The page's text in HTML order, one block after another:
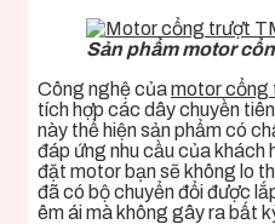
Sản phẩm motor
Công nghệ củamotor cổng
tích hợp các dây chuyền
này thể hiện sản phẩm có
đáp ứng nhu cầu của khách
đặt motor bạn sẽ không lo
đã có bộ chuyển đổi được
êm ái mà không gây ra bất